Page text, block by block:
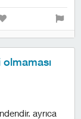
olmaması
ayrıca